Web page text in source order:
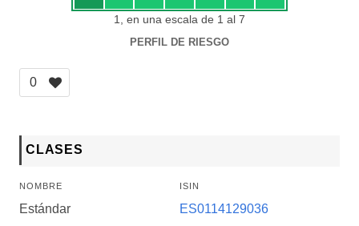
1, en una escala de 1 al 7
PERFIL DE RIESGO
0
CLASES
NOMBRE
Estándar
ISIN
ES0114129036